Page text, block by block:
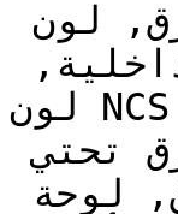
لون NCS S 1030-R90B للدهان, NCS S 1030-R90B دهان,
ألوان أزرق فاتح, دهان بارد أزرق, لون أزرق تحتي